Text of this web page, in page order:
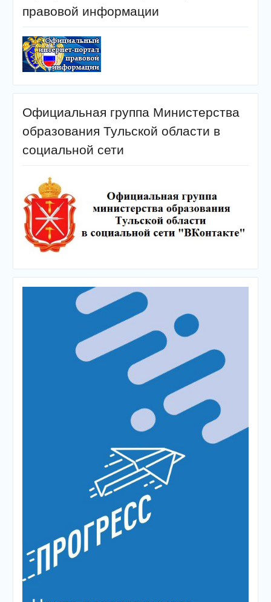
правовой информации
Официальная группа Министерства
образования Тульской области в
социальной сети